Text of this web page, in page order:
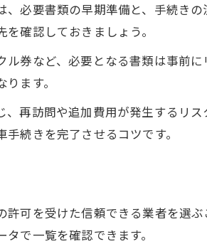
行政の許可情報で廃車業
地域密着型の廃車業者の
廃車の安心感を得るため
郵便番号の確認が廃車手続きの
廃車手続きで郵便番号確
正確な廃車データ入力と
地域ごとの郵便番号と廃
必要書類の早期準備と、手続き
確認しておきましょう。
券など、必要となる書類は事前
ます。
再訪問や追加費用が発生するリ
続きを完了させるコツです。
可を受けた信頼できる業者を選
で一覧を確認できます。